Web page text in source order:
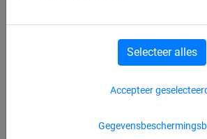
Accepteer
Selecteer alles
Geen stressmis met
cadeautjes van Huck
Whoehoe, het is weer die tijd van het